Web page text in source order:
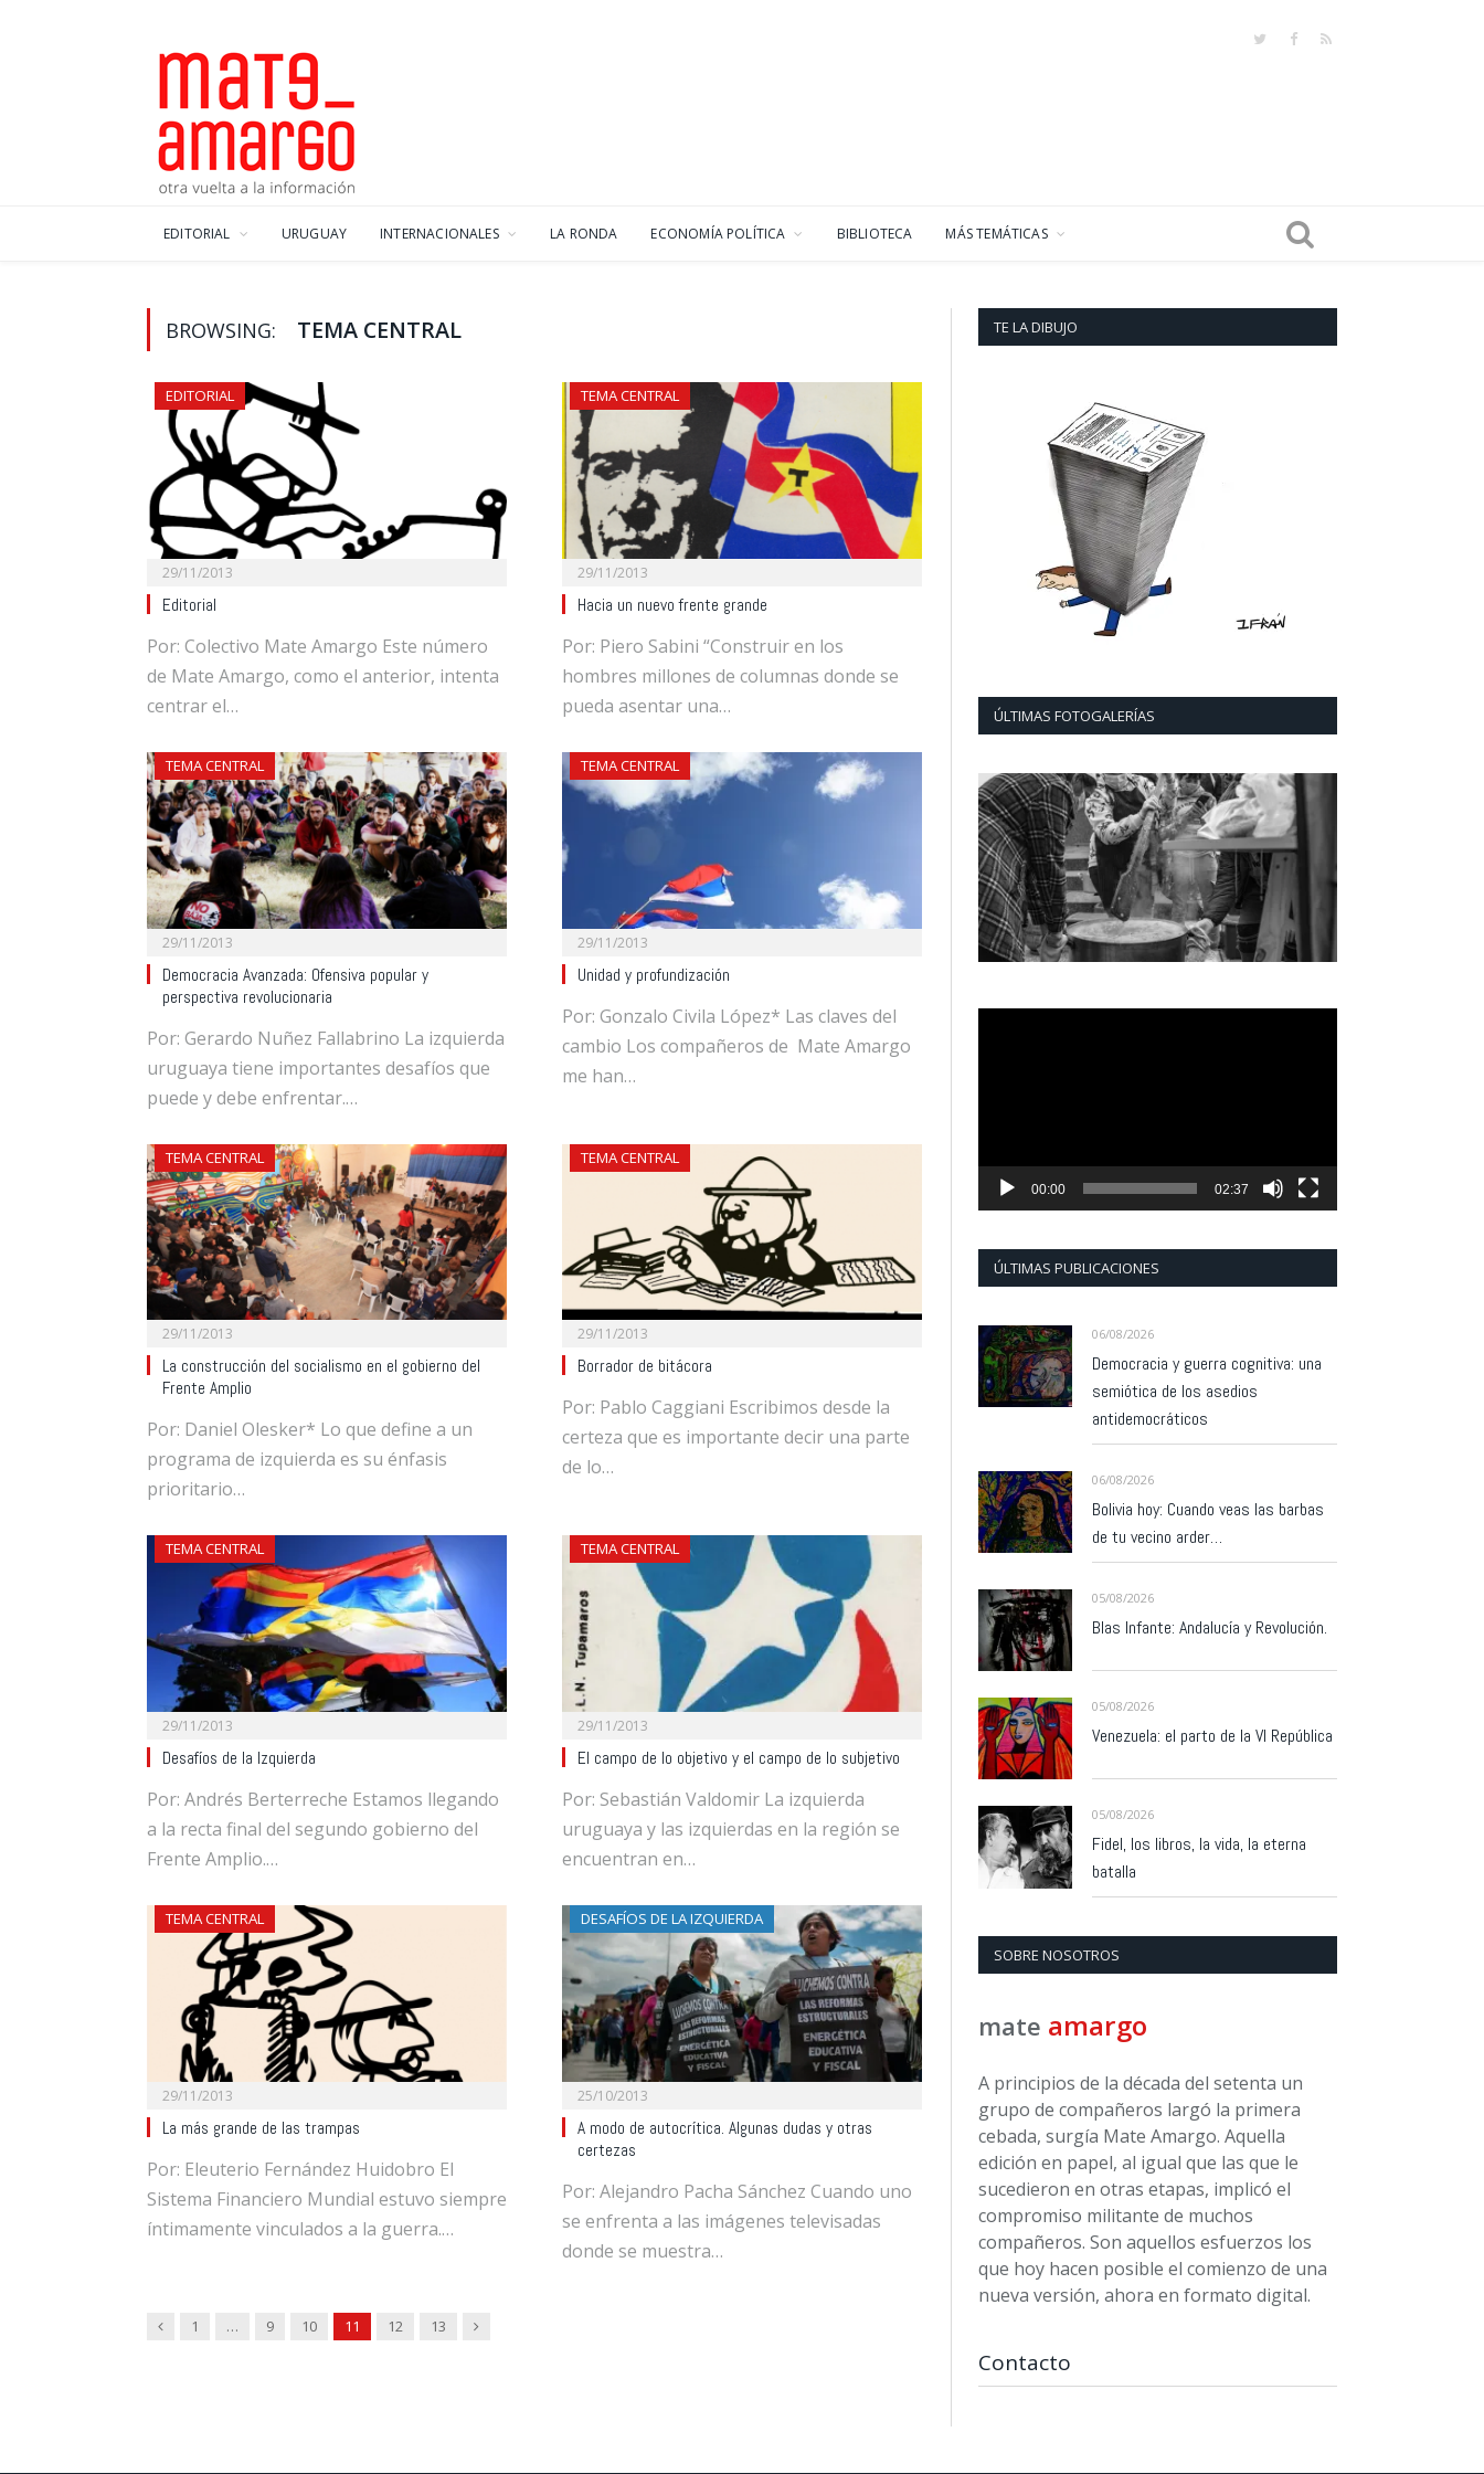
TwitterFacebook
RSS
EDITORIAL URUGUAY INTERNACIONALES LA RONDA ECONOMÍA POLÍTICA BIBLIOTECA MÁS TEMÁTICAS
BROWSING: TEMA CENTRAL
EDITORIAL
29/11/2013
Editorial
Por: Colectivo Mate Amargo Este número
de Mate Amargo, como el anterior, intenta
centrar el…
TEMA CENTRAL
29/11/2013
Hacia un nuevo frente grande
Por: Piero Sabini “Construir en los
hombres millones de columnas donde se
pueda asentar una…
TEMA CENTRAL
29/11/2013
Democracia Avanzada: Ofensiva popular y
perspectiva revolucionaria
Por: Gerardo Nuñez Fallabrino La izquierda
uruguaya tiene importantes desafíos que
puede y debe enfrentar.…
TEMA CENTRAL
29/11/2013
Unidad y profundización
Por: Gonzalo Civila López* Las claves del
cambio Los compañeros de Mate Amargo
me han…
TEMA CENTRAL
29/11/2013
La construcción del socialismo en el gobierno del
Frente Amplio
Por: Daniel Olesker* Lo que define a un
programa de izquierda es su énfasis
prioritario…
TEMA CENTRAL
29/11/2013
Borrador de bitácora
Por: Pablo Caggiani Escribimos desde la
certeza que es importante decir una parte
de lo…
TEMA CENTRAL
29/11/2013
Desafíos de la Izquierda
Por: Andrés Berterreche Estamos llegando
a la recta final del segundo gobierno del
Frente Amplio.…
TEMA CENTRAL
29/11/2013
El campo de lo objetivo y el campo de lo subjetivo
Por: Sebastián Valdomir La izquierda
uruguaya y las izquierdas en la región se
encuentran en…
TEMA CENTRAL
29/11/2013
La más grande de las trampas
Por: Eleuterio Fernández Huidobro El
Sistema Financiero Mundial estuvo siempre
íntimamente vinculados a la guerra.…
DESAFÍOS DE LA IZQUIERDA
25/10/2013
A modo de autocrítica. Algunas dudas y otras
certezas
Por: Alejandro Pacha Sánchez Cuando uno
se enfrenta a las imágenes televisadas
donde se muestra…
Previous
1 … 9 10 11 12 13 Next
TE LA DIBUJO
ÚLTIMAS FOTOGALERÍAS
00:00 02:37
ÚLTIMAS PUBLICACIONES
06/08/2026
Democracia y guerra cognitiva: una
semiótica de los asedios
antidemocráticos
06/08/2026
Bolivia hoy: Cuando veas las barbas
de tu vecino arder…
05/08/2026
Blas Infante: Andalucía y Revolución.
05/08/2026
Venezuela: el parto de la VI República
05/08/2026
Fidel, los libros, la vida, la eterna
batalla
SOBRE NOSOTROS
mate amargo
A principios de la década del setenta un
grupo de compañeros largó la primera
cebada, surgía Mate Amargo. Aquella
edición en papel, al igual que las que le
sucedieron en otras etapas, implicó el
compromiso militante de muchos
compañeros. Son aquellos esfuerzos los
que hoy hacen posible el comienzo de una
nueva versión, ahora en formato digital.
Contacto